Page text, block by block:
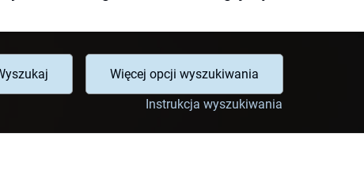
Więcej opcji wyszukiwania
Instrukcja wyszukiwania